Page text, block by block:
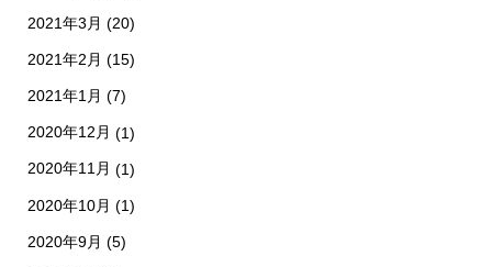
2021年3月 (20)
2021年2月 (15)
2021年1月 (7)
2020年12月 (1)
2020年11月 (1)
2020年10月 (1)
2020年9月 (5)